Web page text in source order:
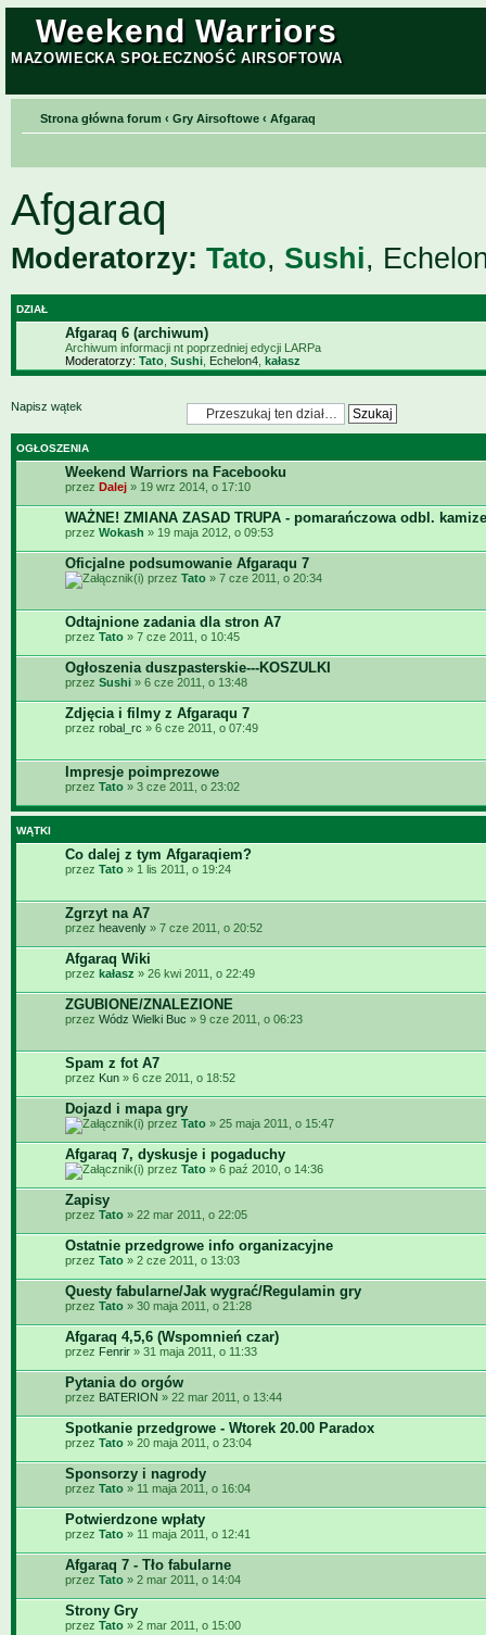
Weekend Warriors
MAZOWIECKA SPOŁECZNOŚĆ AIRSOFTOWA
Strona główna forum ‹ Gry Airsoftowe ‹ Afgaraq
Afgaraq
Moderatorzy: Tato, Sushi,
DZIAŁ
Afgaraq 6 (archiwum)
Archiwum informacji nt poprzedniej edycji LARPa
Moderatorzy: Tato Sushi Echelon4 kałasz
Napisz wątek
OGŁOSZENIA
Weekend Warriors na Facebooku
przez Dalej » 19 wrz 2014, o 17:10
WAŻNE! ZMIANA ZASAD TRUPA - pomarańczowa odbl.
przez Wokash » 19 maja 2012, o 09:53
Oficjalne podsumowanie Afgaraqu 7
przez Tato » 7 cze 2011, o 20:34
Odtajnione zadania dla stron A7
przez Tato » 7 cze 2011, o 10:45
Ogłoszenia duszpasterskie---KOSZULKI
przez Sushi » 6 cze 2011, o 13:48
Zdjęcia i filmy z Afgaraqu 7
przez robal_rc » 6 cze 2011, o 07:49
Impresje poimprezowe
przez Tato » 3 cze 2011, o 23:02
WĄTKI
Co dalej z tym Afgaraqiem?
przez Tato » 1 lis 2011, o 19:24
Zgrzyt na A7
przez heavenly » 7 cze 2011, o 20:52
Afgaraq Wiki
przez kałasz » 26 kwi 2011, o 22:49
ZGUBIONE/ZNALEZIONE
przez Wódz Wielki Buc » 9 cze 2011, o 06:23
Spam z fot A7
przez Kun » 6 cze 2011, o 18:52
Dojazd i mapa gry
przez Tato » 25 maja 2011, o 15:47
Afgaraq 7, dyskusje i pogaduchy
przez Tato » 6 paź 2010, o 14:36
Zapisy
przez Tato » 22 mar 2011, o 22:05
Ostatnie przedgrowe info organizacyjne
przez Tato » 2 cze 2011, o 13:03
Questy fabularne/Jak wygrać/Regulamin gry
przez Tato » 30 maja 2011, o 21:28
Afgaraq 4,5,6 (Wspomnień czar)
przez Fenrir » 31 maja 2011, o 11:33
Pytania do orgów
przez BATERION » 22 mar 2011, o 13:44
Spotkanie przedgrowe - Wtorek 20.00 Paradox
przez Tato » 20 maja 2011, o 23:04
Sponsorzy i nagrody
przez Tato » 11 maja 2011, o 16:04
Potwierdzone wpłaty
przez Tato » 11 maja 2011, o 12:41
Afgaraq 7 - Tło fabularne
przez Tato » 2 mar 2011, o 14:04
Strony Gry
przez Tato » 2 mar 2011, o 15:00